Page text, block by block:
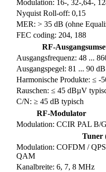
Modulation: 16-, 32-,64-,
Nyquist Roll-off: 0,15
MER: > 35 dB (ohne
FEC coding: 204, 188
RF-
Ausgangsfrequenz: 48 ...
Ausgangspegel: 81 ... 90 dB
Harmonische Produkte: ≤ -
Rauschen: ≤ 45 dBµV
C/N: ≥ 45 dB typisch
RF-Modulator
Modulation: CCIR PAL B/G
Tuner
Modulation: COFDM /
QAM
Kanalbreite: 6, 7, 8 MHz